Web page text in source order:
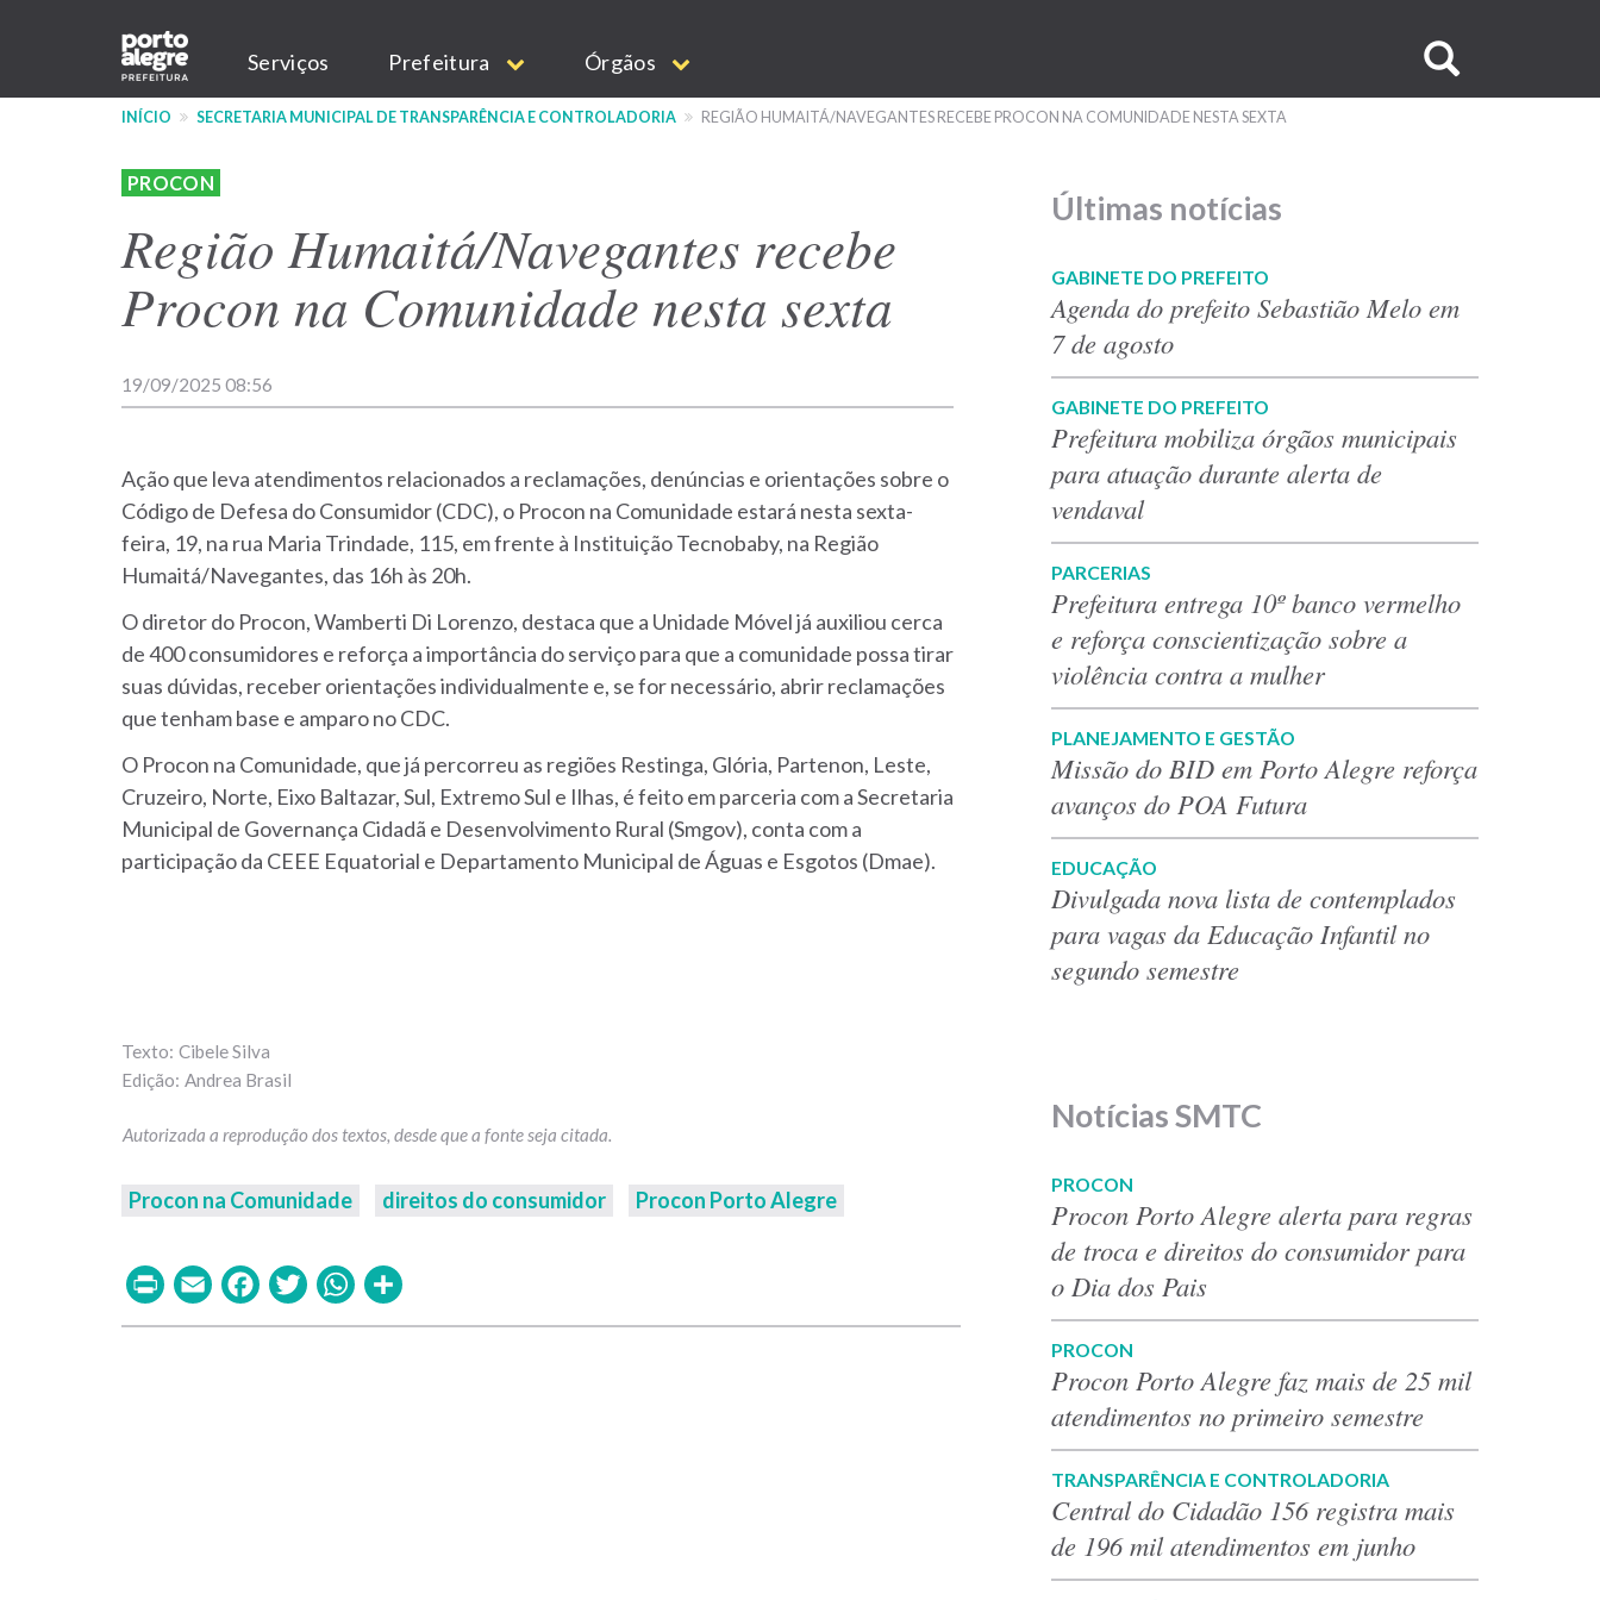
conteúdo
Main
navigation
Serviços Prefeitura Órgãos
no
INÍCIO SECRETARIA MUNICIPAL DE TRANSPARÊNCIA E CONTROLADORIA REGIÃO HUMAITÁ/NAVEGANTES RECEBE PROCON NA COMUNIDADE NESTA SEXTA
PROCON
Região Humaitá/Navegantes recebe
Procon na Comunidade nesta sexta
19/09/2025 08:56
Ação que leva atendimentos relacionados a reclamações, denúncias e orientações sobre o
Código de Defesa do Consumidor (CDC), o Procon na Comunidade estará nesta sexta-
feira, 19, na rua Maria Trindade, 115, em frente à Instituição Tecnobaby, na Região
Humaitá/Navegantes, das 16h às 20h.
O diretor do Procon, Wamberti Di Lorenzo, destaca que a Unidade Móvel já auxiliou cerca
de 400 consumidores e reforça a importância do serviço para que a comunidade possa tirar
suas dúvidas, receber orientações individualmente e, se for necessário, abrir reclamações
que tenham base e amparo no CDC.
O Procon na Comunidade, que já percorreu as regiões Restinga, Glória, Partenon, Leste,
Cruzeiro, Norte, Eixo Baltazar, Sul, Extremo Sul e Ilhas, é feito em parceria com a Secretaria
Municipal de Governança Cidadã e Desenvolvimento Rural (Smgov), conta com a
participação da CEEE Equatorial e Departamento Municipal de Águas e Esgotos (Dmae).
Cibele Silva
Andrea Brasil
Procon na Comunidade direitos do consumidor Procon Porto Alegre
PrintEmailFacebook
TwitterWhatsApp
Últimas notícias
GABINETE DO PREFEITO
Agenda do prefeito Sebastião Melo em
7 de agosto
GABINETE DO PREFEITO
Prefeitura mobiliza órgãos municipais
para atuação durante alerta de
vendaval
PARCERIAS
Prefeitura entrega 10º banco vermelho
e reforça conscientização sobre a
violência contra a mulher
PLANEJAMENTO E GESTÃO
Missão do BID em Porto Alegre reforça
avanços do POA Futura
EDUCAÇÃO
Divulgada nova lista de contemplados
para vagas da Educação Infantil no
segundo semestre
Notícias SMTC
PROCON
Procon Porto Alegre alerta para regras
de troca e direitos do consumidor para
o Dia dos Pais
PROCON
Procon Porto Alegre faz mais de 25 mil
atendimentos no primeiro semestre
TRANSPARÊNCIA E CONTROLADORIA
Central do Cidadão 156 registra mais
de 196 mil atendimentos em junho